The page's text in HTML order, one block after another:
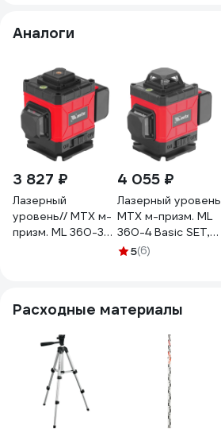
Аналоги
3 827 ₽
Лазерный
уровень// MTX м-
призм. ML 360-3
4 055 ₽
Лазерный уровень
MTX м-призм. ML
360-4 Basic SET,
30 м, зеленый луч,
5(6)
Расходные материалы